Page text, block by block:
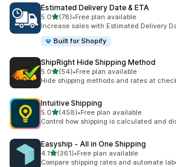
Estimated Delivery Date & ETA
5.0เต็ม 5 ดาว
(78)
ทั้งหมด 78 รีวิว
•Free plan available
Increase sales with Estimated Delivery
Built for Shopify
ShipRight Hide Shipping Method
5.0เต็ม 5 ดาว
(54)
ทั้งหมด 54 รีวิว
•Free plan available
Hide shipping methods and rates at
Intuitive Shipping
5.0เต็ม 5 ดาว
(458)
ทั้งหมด 458 รีวิว
•Free plan available
Control how shipping is calculated and
Easyship ‑ All in One Shipping
4.1เต็ม 5 ดาว
(361)
ทั้งหมด 361 รีวิว
•Free plan available
Compare shipping rates and automate